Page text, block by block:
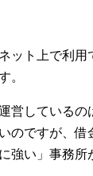
ット上で利用
。
営しているの
のですが、借
強い」事務所